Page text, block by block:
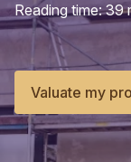
Reading time: 39
Valuate my